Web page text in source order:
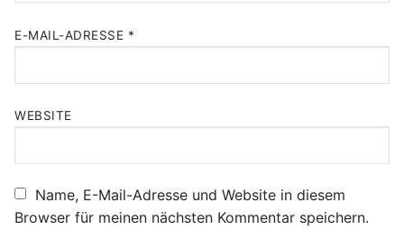
E-MAIL-ADRESSE *
WEBSITE
Name, E-Mail-Adresse und Website in diesem
Browser für meinen nächsten Kommentar speichern.